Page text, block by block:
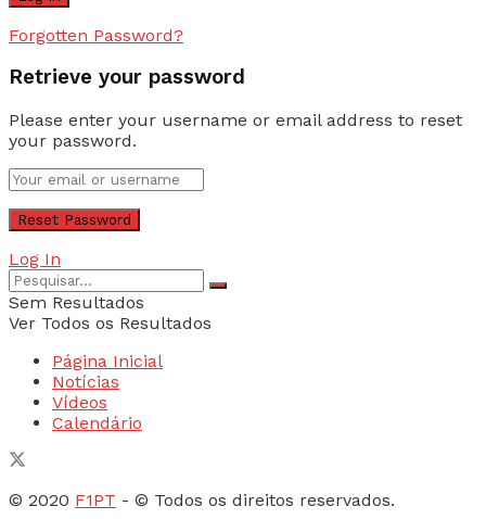
Forgotten Password?
Retrieve your password
Please enter your username or email address to reset
your password.
Log In
Sem Resultados
Ver Todos os Resultados
Página Inicial
Notícias
Vídeos
Calendário
© 2020 F1PT - © Todos os direitos reservados.